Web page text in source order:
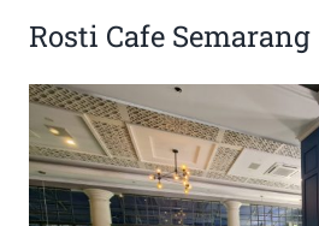
Rosti Cafe Semarang